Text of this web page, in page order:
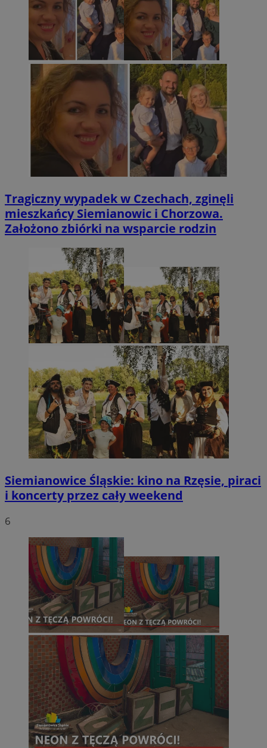
Tragiczny wypadek w Czechach, zginęli
mieszkańcy Siemianowic i Chorzowa.
Założono zbiórki na wsparcie rodzin
Siemianowice Śląskie: kino na Rzęsie, piraci
i koncerty przez cały weekend
6